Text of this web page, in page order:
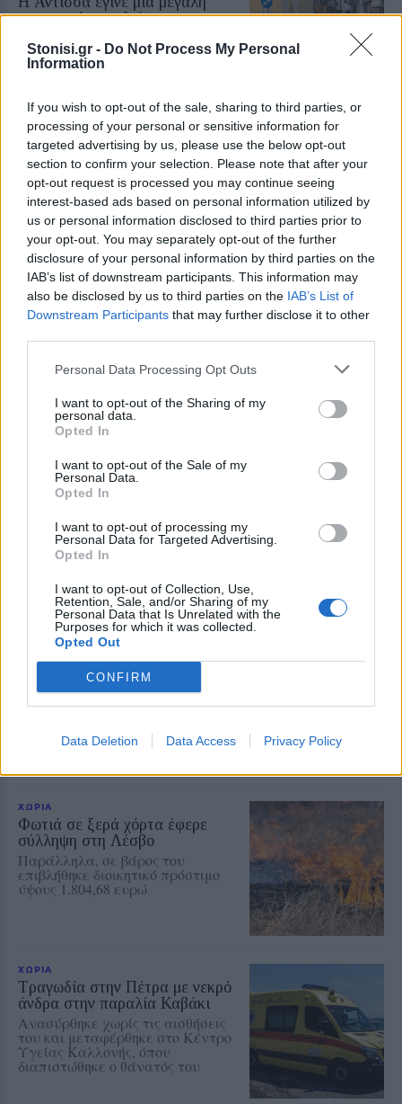
Stonisi.gr - Do Not Process My Personal
Information
If you wish to opt-out of the sale, sharing to third parties, or
processing of your personal or sensitive information for
targeted advertising by us, please use the below opt-out
section to confirm your selection. Please note that after your
opt-out request is processed you may continue seeing
interest-based ads based on personal information utilized by
us or personal information disclosed to third parties prior to
your opt-out. You may separately opt-out of the further
disclosure of your personal information by third parties on the
IAB’s list of downstream participants. This information may
also be disclosed by us to third parties on the IAB’s List of
Downstream Participants that may further disclose it to other
Personal Data Processing Opt Outs
I want to opt-out of the Sharing of my
personal data.
Opted In
I want to opt-out of the Sale of my
Personal Data.
Opted In
I want to opt-out of processing my
Personal Data for Targeted Advertising.
Opted In
I want to opt-out of Collection, Use,
Retention, Sale, and/or Sharing of my
Personal Data that Is Unrelated with the
Purposes for which it was collected.
Opted Out
CONFIRM
Data Deletion Data Access Privacy Policy
χορευτική αγκαλιά
Χορευτικό Τμήμα του
Χριστιανικού Κέντρου Νεότητος
ΧΩΡΙΑ
Οι μικροί δημιουργοί της Αγιάσου
παρουσιάζουν τον δικό τους
πολύχρωμο κόσμο
Η Έκθεση Παιδικής Ζωγραφικής
του Αναγνωστηρίου «Η
Ανάπτυξη» ανοίγει τις πόρτες της
από τις 10 έως τις 16 Αυγούστου με
ελεύθερη είσοδο
ΧΩΡΙΑ
Η συγκομιδή ξεκίνησε νωρίτερα,
τα δέντρα είναι φορτωμένα και η
πλούσια παραγωγή αναδεικνύει
ξανά ένα προϊόν δεμένο με την
ιστορία, την οικονομία και τις
γεύσεις του χωριού
ΤΑΞΙΔΙΑ
Βόλτα στην Κουρνέλα!
Ένας από τους αγαπημένους
προορισμούς για τους λάτρεις της
φύσης και για όσους θέλουν να
γνωρίσουν το νησί από
Έσβησε ένα ξεχωριστό κομμάτι
της ιστορίας του Πολιχνίτου
Θλίψη για την απώλεια του
Ελευθέριου Συκά, του ανθρώπου
αναψυκτικά ΚΡΥΣΤΑΛ, την
ευγένεια και τη γενναιοδωρία
ΧΩΡΙΑ
Φωτιά σε ξερά χόρτα έφερε
σύλληψη στη Λέσβο
Παράλληλα, σε βάρος του
επιβλήθηκε διοικητικό πρόστιμο
ύψους 1.804,68 ευρώ
ΧΩΡΙΑ
Τραγωδία στην Πέτρα με νεκρό
άνδρα στην παραλία Καβάκι
Ανασύρθηκε χωρίς τις αισθήσεις
του και μεταφέρθηκε στο Κέντρο
Υγείας Καλλονής, όπου
διαπιστώθηκε ο θάνατός του